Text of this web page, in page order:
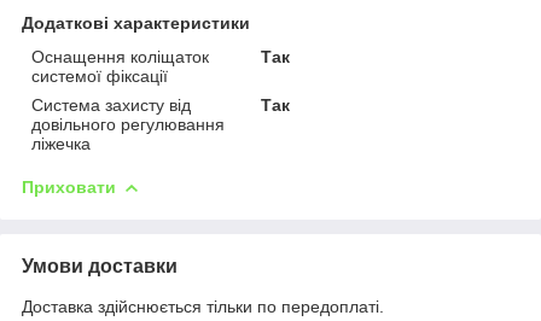
Додаткові характеристики
Оснащення коліщаток
системої фіксації
Так
Система захисту від
довільного регулювання
ліжечка
Так
Приховати
Умови доставки
Доставка здійснюється тільки по передоплаті.